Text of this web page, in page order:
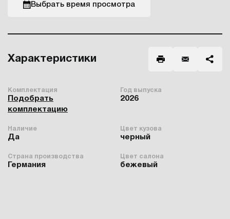
Выбрать время просмотра
Характеристики
Комплектация
Подобрать
комплектацию
Год выпуска
2026
Наличие
Да
Цвет кузова
черный
Страна производства
Германия
Цвет салона
бежевый